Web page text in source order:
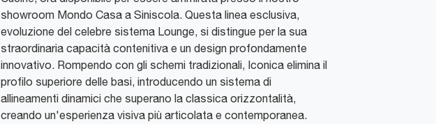
showroom Mondo Casa a Siniscola. Questa linea esclusiva,
evoluzione del celebre sistema Lounge, si distingue per la sua
straordinaria capacità contenitiva e un design profondamente
innovativo. Rompendo con gli schemi tradizionali, Iconica elimina il
profilo superiore delle basi, introducendo un sistema di
allineamenti dinamici che superano la classica orizzontalità,
creando un'esperienza visiva più articolata e contemporanea.